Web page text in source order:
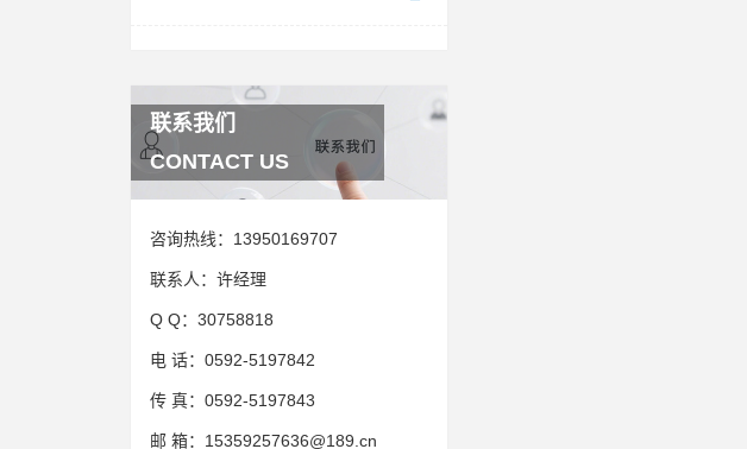
联系我们
CONTACT US
咨询热线： 13950169707
联系人： 许经理
Q Q： 30758818
电 话： 0592-5197842
传 真： 0592-5197843
邮 箱： 15359257636@189.cn